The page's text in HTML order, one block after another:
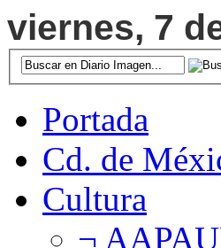
viernes, 7
Portada
Cd. de
Cultura
¬